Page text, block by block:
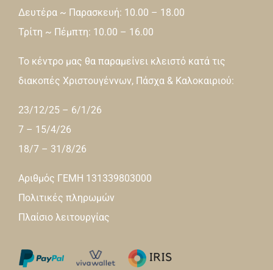
Δευτέρα ~ Παρασκευή: 10.00 – 18.00
Τρίτη ~ Πέμπτη: 10.00 – 16.00
Το κέντρο μας θα παραμείνει κλειστό κατά τις
διακοπές Χριστουγέννων, Πάσχα & Καλοκαιριού:
23/12/25 – 6/1/26
7 – 15/4/26
18/7 – 31/8/26
Αριθμός ΓΕΜΗ 131339803000
Πολιτικές πληρωμών
Πλαίσιο λειτουργίας